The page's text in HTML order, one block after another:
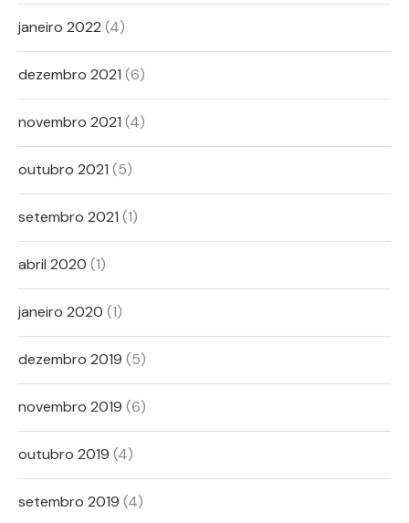
janeiro 2022 (4)
dezembro 2021 (6)
novembro 2021 (4)
outubro 2021 (5)
setembro 2021 (1)
abril 2020 (1)
janeiro 2020 (1)
dezembro 2019 (5)
novembro 2019 (6)
outubro 2019 (4)
setembro 2019 (4)